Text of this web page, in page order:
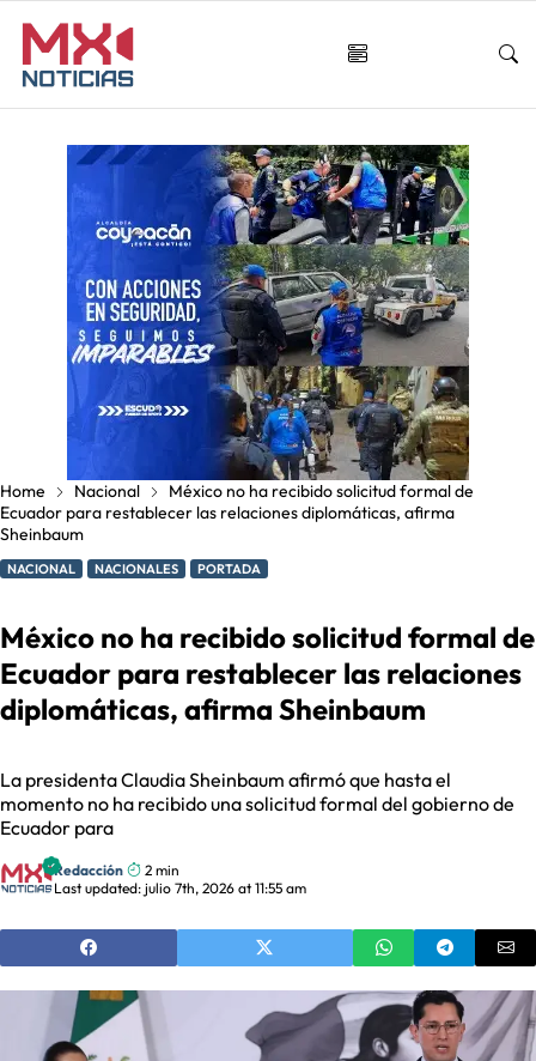
Home Nacional
México no ha recibido solicitud formal de
Ecuador para restablecer las relaciones diplomáticas, afirma
Sheinbaum
NACIONAL NACIONALES PORTADA
México no ha recibido solicitud formal de
Ecuador para restablecer las relaciones
diplomáticas, afirma Sheinbaum
La presidenta Claudia Sheinbaum afirmó que hasta el
momento no ha recibido una solicitud formal del gobierno de
Ecuador para
Redacción
2 min
Last updated: julio 7th, 2026 at 11:55 am